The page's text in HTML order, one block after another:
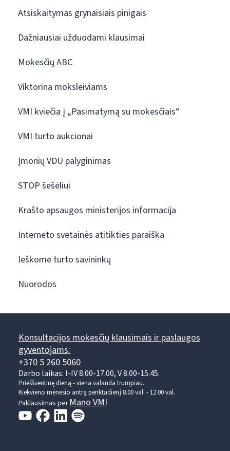
Atsiskaitymas grynaisiais pinigais
Dažniausiai užduodami klausimai
Mokesčių ABC
Viktorina moksleiviams
VMI kviečia į „Pasimatymą su mokesčiais“
VMI turto aukcionai
Įmonių VDU palyginimas
STOP šešėliui
Krašto apsaugos ministerijos informacija
Interneto svetainės atitikties paraiška
Ieškome turto savininkų
Nuorodos
Konsultacijos mokesčių klausimais ir paslaugos
gyventojams:
+370 5 260 5060
Darbo laikas: I-IV 8.00-17.00, V 8.00-15.45.
Prieššventinę dieną - viena valanda trumpiau.
Kiekvieno mėnesio antrą penktadienį 8.00 val. - 12.00 val.
Paklausimas per Mano VMI